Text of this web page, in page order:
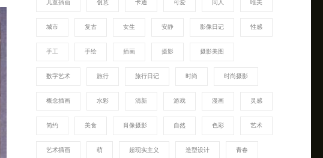
儿童插画 创意 卡通 可爱 同人 唯美
城市 复古 女生 安静 影像日记 性感
手工 手绘 插画 摄影 摄影美图
数字艺术 旅行 旅行日记 时尚 时尚摄影
概念插画 水彩 清新 游戏 漫画 灵感
简约 美食 肖像摄影 自然 色彩 艺术
艺术插画 萌 超现实主义 造型设计 青春